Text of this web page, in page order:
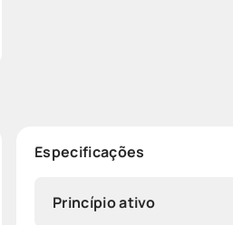
Especificações
Princípio ativo